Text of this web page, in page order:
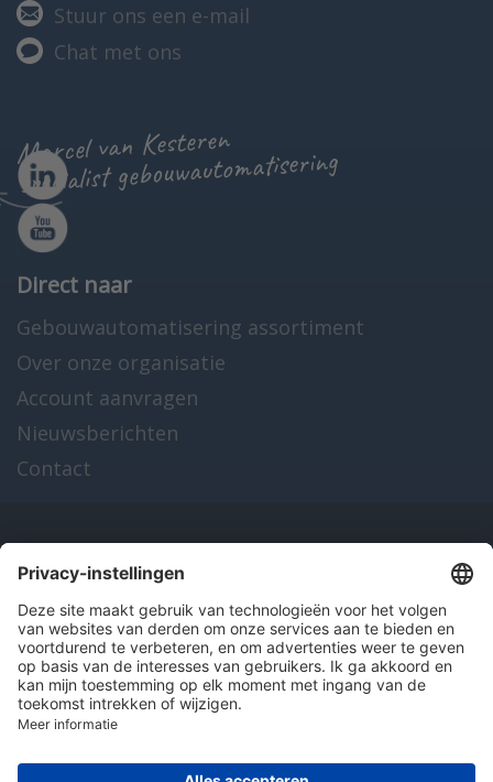
Stuur ons een e-mail
Chat met ons
Marcel van Kesteren
specialist gebouwautomatisering
Direct naar
Gebouwautomatisering assortiment
Over onze organisatie
Account aanvragen
Nieuwsberichten
Contact
Onze producten
en diensten
Over Hitma
Algemene voorwaarden Disclaimer
Colofon
© 2026 Hitma B.V.